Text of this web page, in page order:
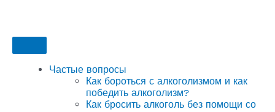
Частые вопросы
Как бороться с алкоголизмом и как
победить алкоголизм?
Как бросить алкоголь без помощи со